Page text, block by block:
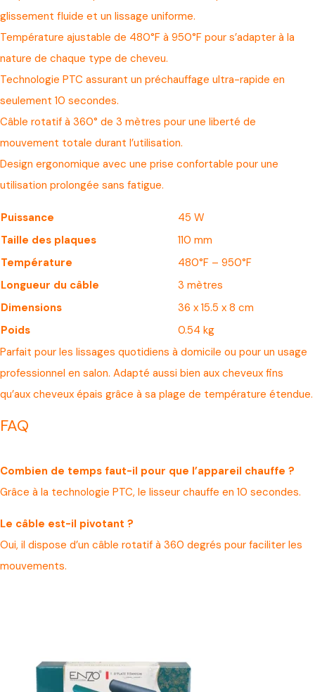
glissement fluide et un lissage uniforme.
Température ajustable de 480°F à 950°F pour s’adapter à la
nature de chaque type de cheveu.
Technologie PTC assurant un préchauffage ultra-rapide en
seulement 10 secondes.
Câble rotatif à 360° de 3 mètres pour une liberté de
mouvement totale durant l’utilisation.
Design ergonomique avec une prise confortable pour une
utilisation prolongée sans fatigue.
Puissance
45 W
Taille des plaques
110 mm
Température
480°F – 950°F
Longueur du câble
3 mètres
Dimensions
36 x 15.5 x 8 cm
Poids
0.54 kg
Parfait pour les lissages quotidiens à domicile ou pour un usage
professionnel en salon. Adapté aussi bien aux cheveux fins
qu’aux cheveux épais grâce à sa plage de température étendue.
FAQ
Combien de temps faut-il pour que l’appareil chauffe ?
Grâce à la technologie PTC, le lisseur chauffe en 10 secondes.
Le câble est-il pivotant ?
Oui, il dispose d’un câble rotatif à 360 degrés pour faciliter les
mouvements.